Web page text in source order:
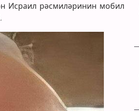
Исраил рәсмиләринин мобил